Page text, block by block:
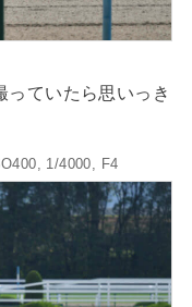
っていたら思いっき
1/4000, F4